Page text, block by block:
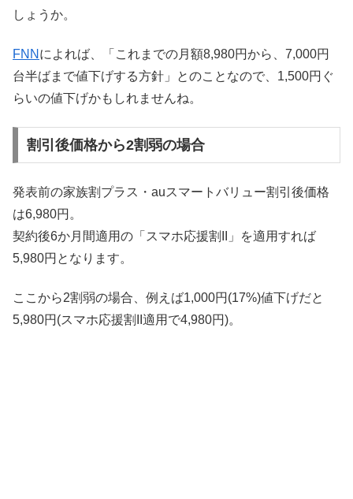
しょうか。
FNN によれば、「これまでの月額8,980円から、7,000円
台半ばまで値下げする方針」とのことなので、1,500円ぐ
らいの値下げかもしれませんね。
割引後価格から2割弱の場合
発表前の家族割プラス・auスマートバリュー割引後価格
は6,980円。
契約後6か月間適用の「スマホ応援割II」を適用すれば
5,980円となります。
ここから2割弱の場合、例えば1,000円(17%)値下げだと
5,980円(スマホ応援割II適用で4,980円)。